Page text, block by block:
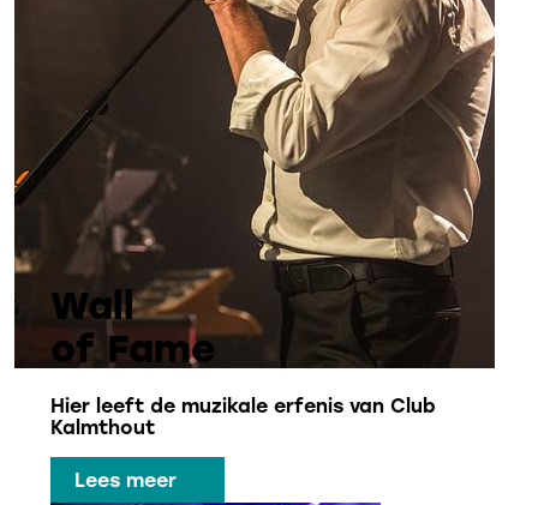
Wall
of Fame
Hier leeft de muzikale erfenis van Club
Kalmthout
Lees meer